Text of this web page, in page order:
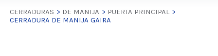
CERRADURAS > DE MANIJA > PUERTA PRINCIPAL >
CERRADURA DE MANIJA GAIRA